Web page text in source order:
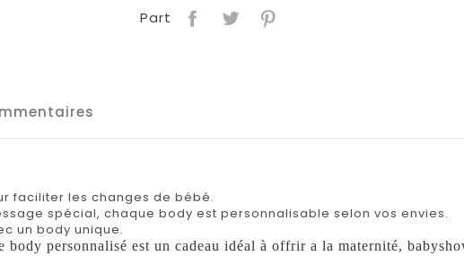
Part
faciliter les changes de bébé.
spécial, chaque body est personnalisable selon vos envies.
un body unique.
personnalisé est un cadeau idéal à offrir a la maternité,